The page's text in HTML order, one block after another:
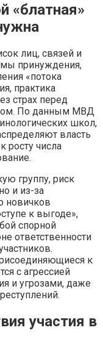
«блатная»
лиц, связей и
принуждения,
«потока
практика
страх перед
По данным МВД
школ,
власть
росту числа
группу, риск
и из-за
новичков
к выгоде»,
спорной
ответственности
к
с агрессией
и угрозами, даже
участия в